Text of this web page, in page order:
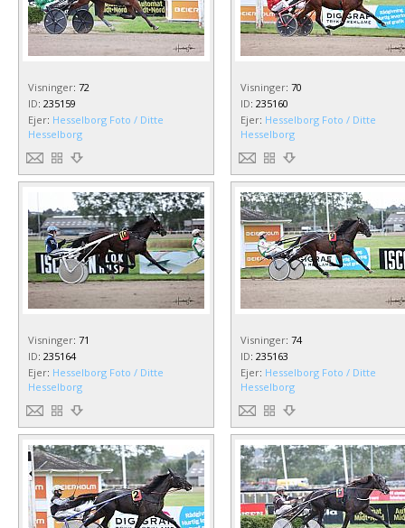
Visninger: 72
ID: 235159
Ejer: Hesselborg Foto / Ditte
Hesselborg
Visninger: 70
ID: 235160
Ejer: Hesselborg Foto / Ditte
Hesselborg
Visninger: 71
ID: 235164
Ejer: Hesselborg Foto / Ditte
Hesselborg
Visninger: 74
ID: 235163
Ejer: Hesselborg Foto / Ditte
Hesselborg